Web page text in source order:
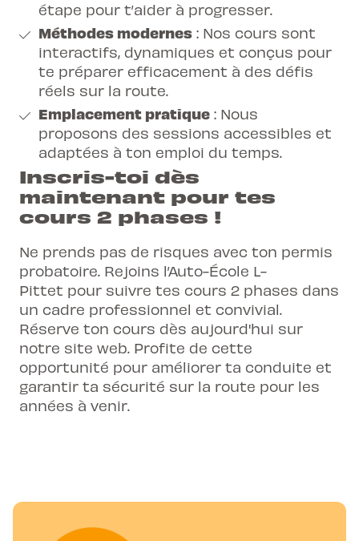
étape pour t’aider à progresser.
Méthodes modernes : Nos cours sont
interactifs, dynamiques et conçus pour
te préparer efficacement à des défis
réels sur la route.
Emplacement pratique : Nous
proposons des sessions accessibles et
adaptées à ton emploi du temps.
Inscris-toi dès
maintenant pour tes
cours 2 phases !
Ne prends pas de risques avec ton permis
probatoire. Rejoins l’Auto-École L-
Pittet pour suivre tes cours 2 phases dans
un cadre professionnel et convivial.
Réserve ton cours dès aujourd'hui sur
notre site web. Profite de cette
opportunité pour améliorer ta conduite et
garantir ta sécurité sur la route pour les
années à venir.